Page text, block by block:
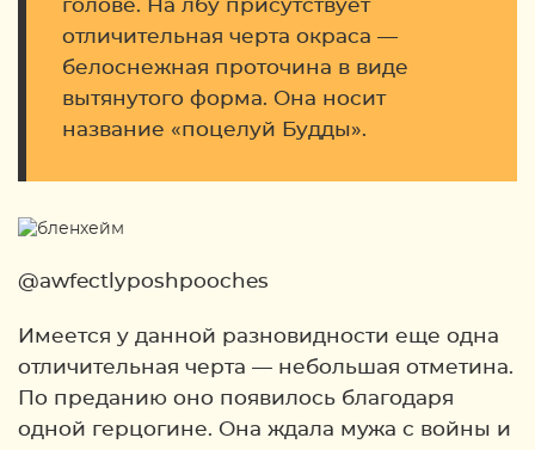
голове. На лбу присутствует
отличительная черта окраса —
белоснежная проточина в виде
вытянутого форма. Она носит
название «поцелуй Будды».
@awfectlyposhpooches
Имеется у данной разновидности еще одна
отличительная черта — небольшая отметина.
По преданию оно появилось благодаря
одной герцогине. Она ждала мужа с войны и